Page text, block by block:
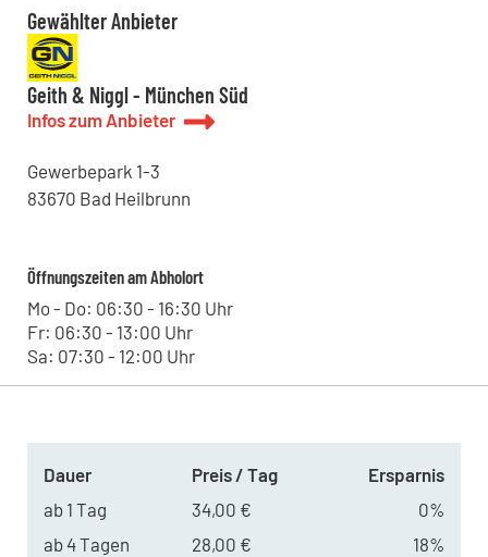
Gewählter Anbieter
Geith & Niggl - München Süd
Infos zum Anbieter
Gewerbepark 1-3
83670 Bad Heilbrunn
Öffnungszeiten am Abholort
Mo - Do: 06:30 - 16:30 Uhr
Fr: 06:30 - 13:00 Uhr
Sa: 07:30 - 12:00 Uhr
Dauer Preis / Tag
Ersparnis
ab 1 Tag
34,00 €
0%
ab 4 Tagen
28,00 €
18%